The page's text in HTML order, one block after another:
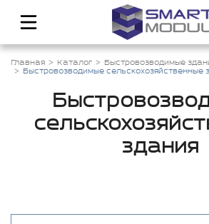
Главная Каталог
Быстровозводимые
Быстровозводимые сельскохозяйственные
здания